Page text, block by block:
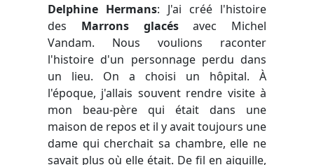
Delphine Hermans: J'ai créé l'histoire
des Marrons glacésavec Michel
Vandam. Nous voulions raconter
l'histoire d'un personnage perdu dans
un lieu. On a choisi un hôpital. À
l'époque, j'allais souvent rendre visite à
mon beau-père qui était dans une
maison de repos et il y avait toujours une
dame qui cherchait sa chambre, elle ne
savait plus où elle était. De fil en aiguille,